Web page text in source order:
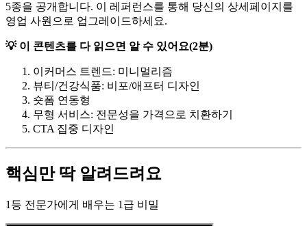
5종을 공개합니다. 이 레퍼런스를 통해 당신의 상세페이지를
영업 사원으로 업그레이드하세요.
💡 이 콘텐츠를 다 읽으면 알 수 있어요(2분)
이커머스 트렌드: 미니멀리즘
뷰티/건강식품: 비포/애프터 디자인
숏폼 연동형
무형 서비스: 전문성을 가격으로 치환하기
CTA 집중 디자인
핵심만 딱 알려드려요
1등 전문가에게 배우는 1급 비밀